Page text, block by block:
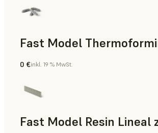
Zahnmedizin
0 €inkl. 19 % MwSt.